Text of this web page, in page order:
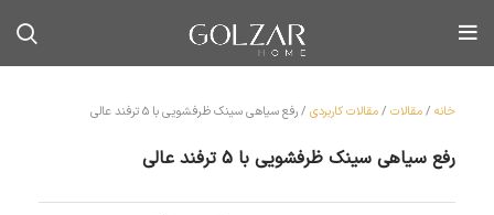
خانه /مقالات /مقالات کاربردی /رفع سیاهی سینک ظرفشویی با 5 ترفند عالی
رفع سیاهی سینک ظرفشویی با 5 ترفند عالی